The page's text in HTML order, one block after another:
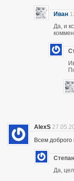
Иван
Да, и
AlexS
Всем
Степан
Да,